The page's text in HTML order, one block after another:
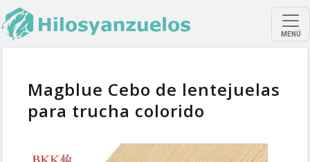
MENÚ
Magblue Cebo de lentejuelas
para trucha colorido